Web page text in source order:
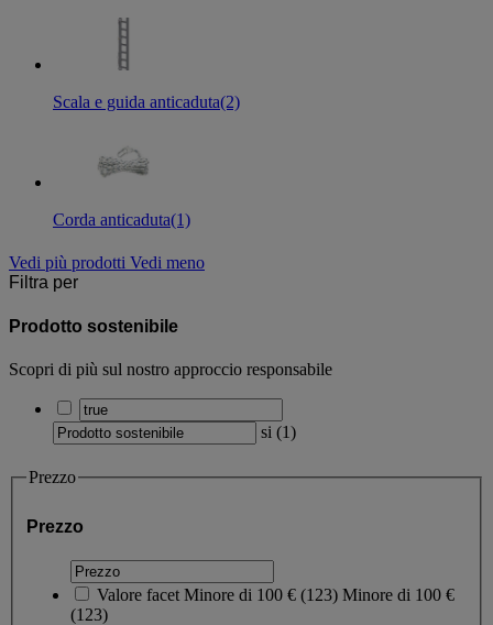
Scala e guida anticaduta(2)
Corda anticaduta(1)
Vedi più prodotti Vedi meno
Filtra per
Prodotto sostenibile
Scopri di più sul nostro approccio responsabile
si (1)
Prezzo
Prezzo
Valore facet Minore di 100 € (123) Minore di 100 €
(123)